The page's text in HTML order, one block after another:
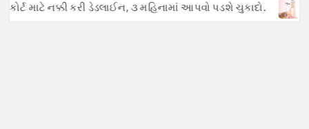
નક્કી કરી ડેડલાઈન, ૩ મહિનામાં આપવો પડશે ચુકાદો.